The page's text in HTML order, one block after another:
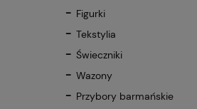
Figurki
Tekstylia
Świeczniki
Wazony
Przybory barmańskie